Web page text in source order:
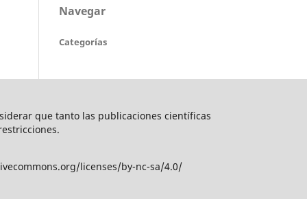
Navegar
Categorías
que tanto las publicaciones científicas
licenses/by-nc-sa/4.0/